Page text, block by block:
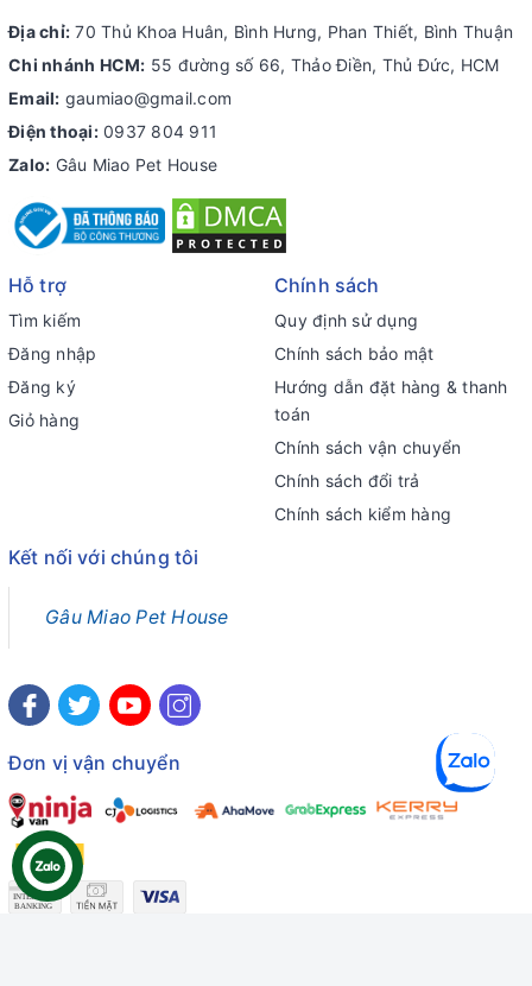
Địa chỉ: 70 Thủ Khoa Huân, Bình Hưng, Phan Thiết, Bình Thuận
Chi nhánh HCM: 55 đường số 66, Thảo Điền, Thủ Đức, HCM
Email: gaumiao@gmail.com
Điện thoại: 0937 804 911
Zalo: Gâu Miao Pet House
Hỗ trợ
Tìm kiếm
Đăng nhập
Đăng ký
Giỏ hàng
Chính sách
Quy định sử dụng
Chính sách bảo mật
Hướng dẫn đặt hàng & thanh
toán
Chính sách vận chuyển
Chính sách đổi trả
Chính sách kiểm hàng
Kết nối với chúng tôi
Gâu Miao Pet House
Đơn vị vận chuyển